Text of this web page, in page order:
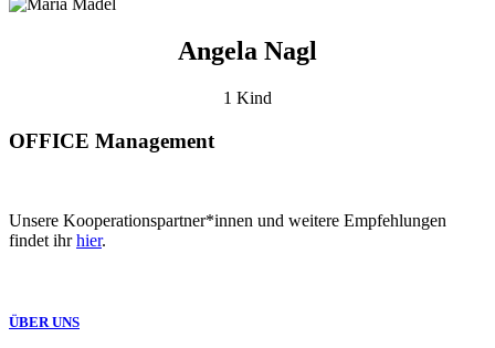
Angela Nagl
1 Kind
OFFICE Management
Unsere Kooperationspartner*innen und weitere Empfehlungen
findet ihrhier.
ÜBER UNS